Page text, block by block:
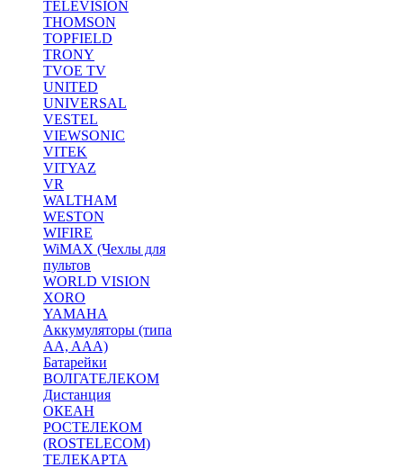
TELEVISION
THOMSON
TOPFIELD
TRONY
TVOE TV
UNITED
UNIVERSAL
VESTEL
VIEWSONIC
VITEK
VITYAZ
VR
WALTHAM
WESTON
WIFIRE
WiMAX (Чехлы для
пультов
WORLD VISION
XORO
YAMAHA
Аккумуляторы (типа
AA, AAA)
Батарейки
ВОЛГАТЕЛЕКОМ
Дистанция
ОКЕАН
РОСТЕЛЕКОМ
(ROSTELECOM)
ТЕЛЕКАРТА